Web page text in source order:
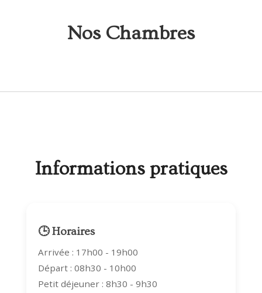
Nos Chambres
Informations pratiques
🕒 Horaires
Arrivée : 17h00 - 19h00
Départ : 08h30 - 10h00
Petit déjeuner : 8h30 - 9h30